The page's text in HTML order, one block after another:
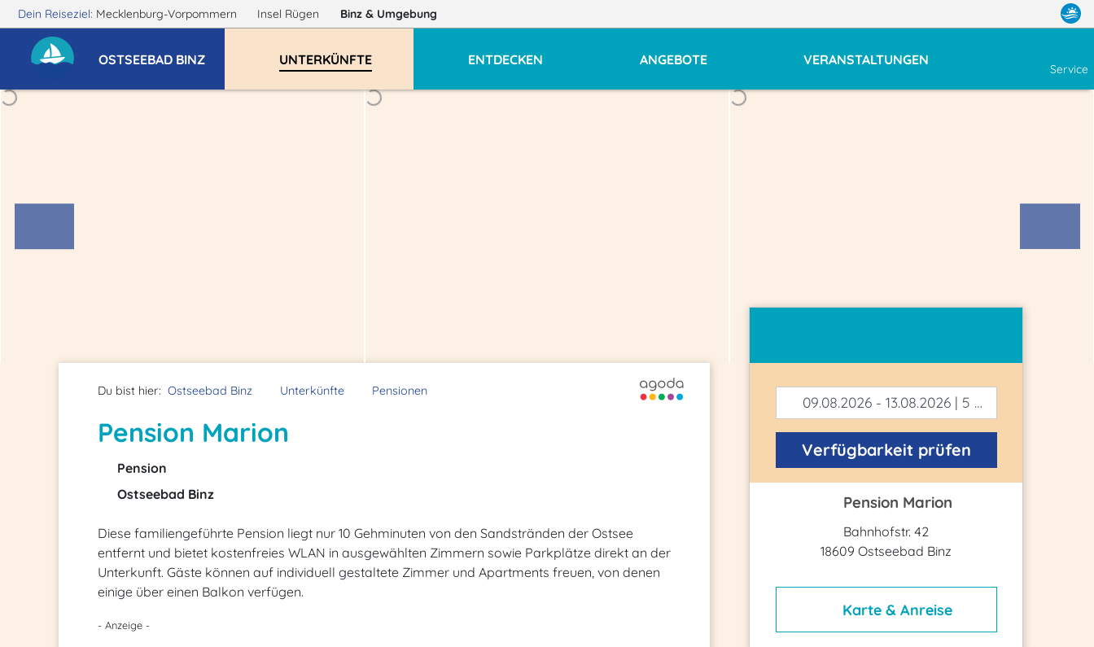
Dein Reiseziel: Mecklenburg-Vorpommern Insel Rügen Binz & Umgebung
OSTSEEBAD BINZ UNTERKÜNFTE ENTDECKEN ANGEBOTE VERANSTALTUNGEN
Service
Du bist hier: Ostseebad Binz Unterkünfte Pensionen
Pension Marion
Pension
Ostseebad Binz
Diese familiengeführte Pension liegt nur 10 Gehminuten von den Sandstränden der Ostsee
entfernt und bietet kostenfreies WLAN in ausgewählten Zimmern sowie Parkplätze direkt an der
Unterkunft. Gäste können auf individuell gestaltete Zimmer und Apartments freuen, von denen
einige über einen Balkon verfügen.
- Anzeige -
09.08.2026 - 13.08.2026 | 5 Tage
Verfügbarkeit prüfen
Pension Marion
Bahnhofstr. 42
18609 Ostseebad Binz
Karte & Anreise